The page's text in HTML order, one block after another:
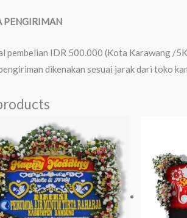
PENGIRIMAN
pembelian IDR 500.000 (Kota Karawang /
dikenakan sesuai jarak dari toko